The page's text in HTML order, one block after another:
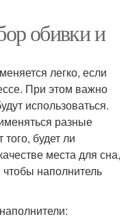
обивки и
легко, если
При этом важно
использоваться.
разные
будет ли
места для сна,
чтобы наполнитель